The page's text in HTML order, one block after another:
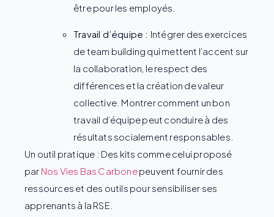
être pour les employés.
Travail d’équipe : Intégrer des exercices
de team building qui mettent l’accent sur
la collaboration, le respect des
différences et la création de valeur
collective. Montrer comment un bon
travail d’équipe peut conduire à des
résultats socialement responsables.
Un outil pratique : Des kits comme celui proposé
par Nos Vies Bas Carbonepeuvent fournir des
ressources et des outils pour sensibiliser ses
apprenants à la RSE.